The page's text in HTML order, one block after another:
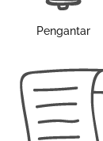
Pengantar